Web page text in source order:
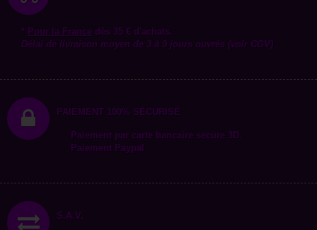
* Pour la France dès 35 € d'achats.
Délai de livraison moyen de 3 à 9 jours ouvrés (voir CGV)
PAIEMENT 100% SÉCURISÉ
Paiement par carte bancaire secure 3D.
Paiement Paypal
S.A.V.